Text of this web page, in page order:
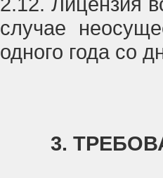
случае
одного года со
3.